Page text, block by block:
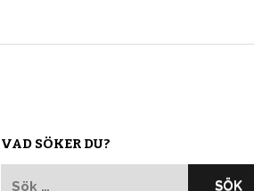
VAD SÖKER DU?